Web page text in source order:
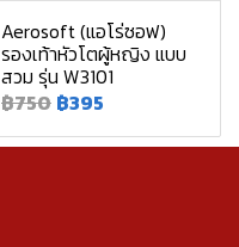
Aerosoft (แอโร่ซอฟ)
รองเท้าหัวโตผู้หญิง แบบ
สวม รุ่น W3101
฿750 ฿395